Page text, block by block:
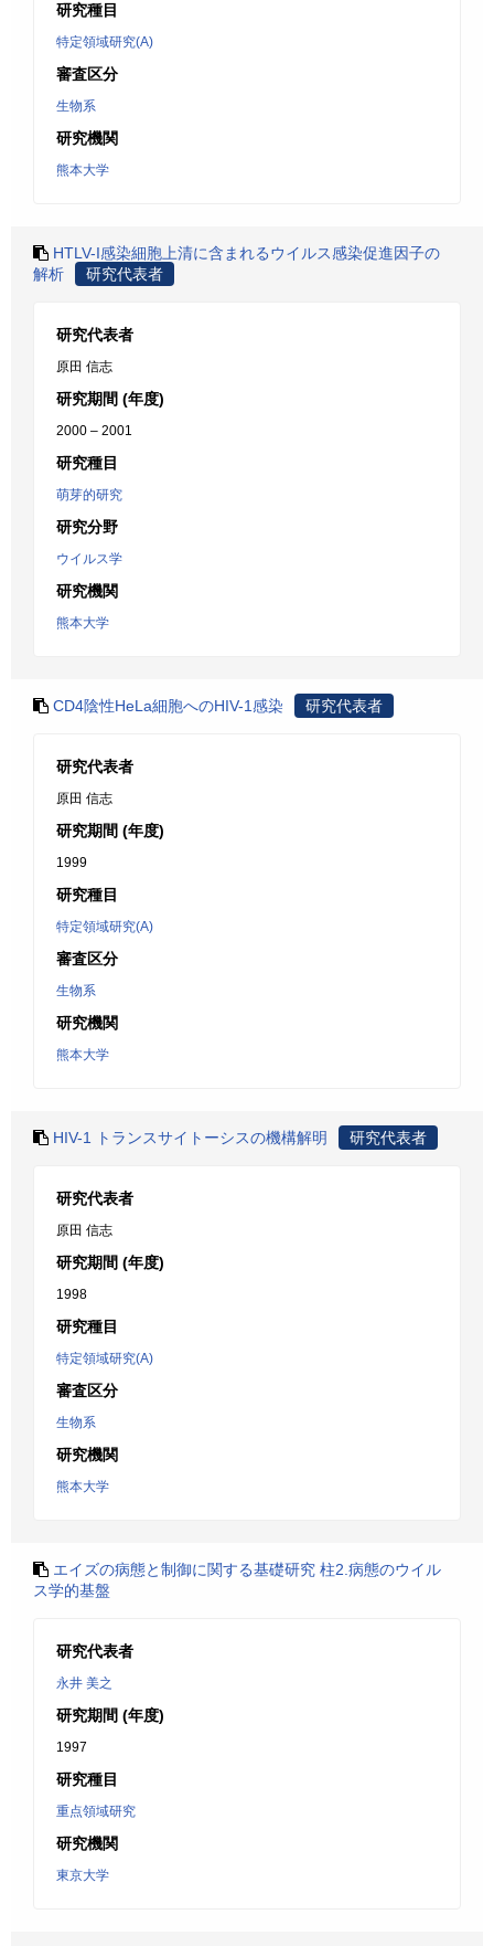
研究種目
特定領域研究(A)
審査区分
生物系
研究機関
熊本大学
HTLV-I感染細胞上清に含まれるウイルス感染促進因子の
解析
研究代表者
研究代表者
原田 信志
研究期間 (年度)
2000 – 2001
研究種目
萌芽的研究
研究分野
ウイルス学
研究機関
熊本大学
CD4陰性HeLa細胞へのHIV-1感染 研究代表者
研究代表者
原田 信志
研究期間 (年度)
1999
研究種目
特定領域研究(A)
審査区分
生物系
研究機関
熊本大学
HIV-1 トランスサイトーシスの機構解明 研究代表者
研究代表者
原田 信志
研究期間 (年度)
1998
研究種目
特定領域研究(A)
審査区分
生物系
研究機関
熊本大学
エイズの病態と制御に関する基礎研究 柱2.病態のウイル
ス学的基盤
研究代表者
永井 美之
研究期間 (年度)
1997
研究種目
重点領域研究
研究機関
東京大学